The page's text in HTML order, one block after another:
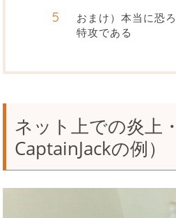
おまけ）本当に恐
特攻である
ネット上での炎上
CaptainJackの例）